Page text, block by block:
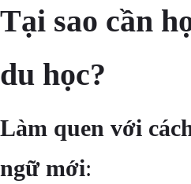
Tại sao cần
du học?
Làm quen với
ngữ mới: